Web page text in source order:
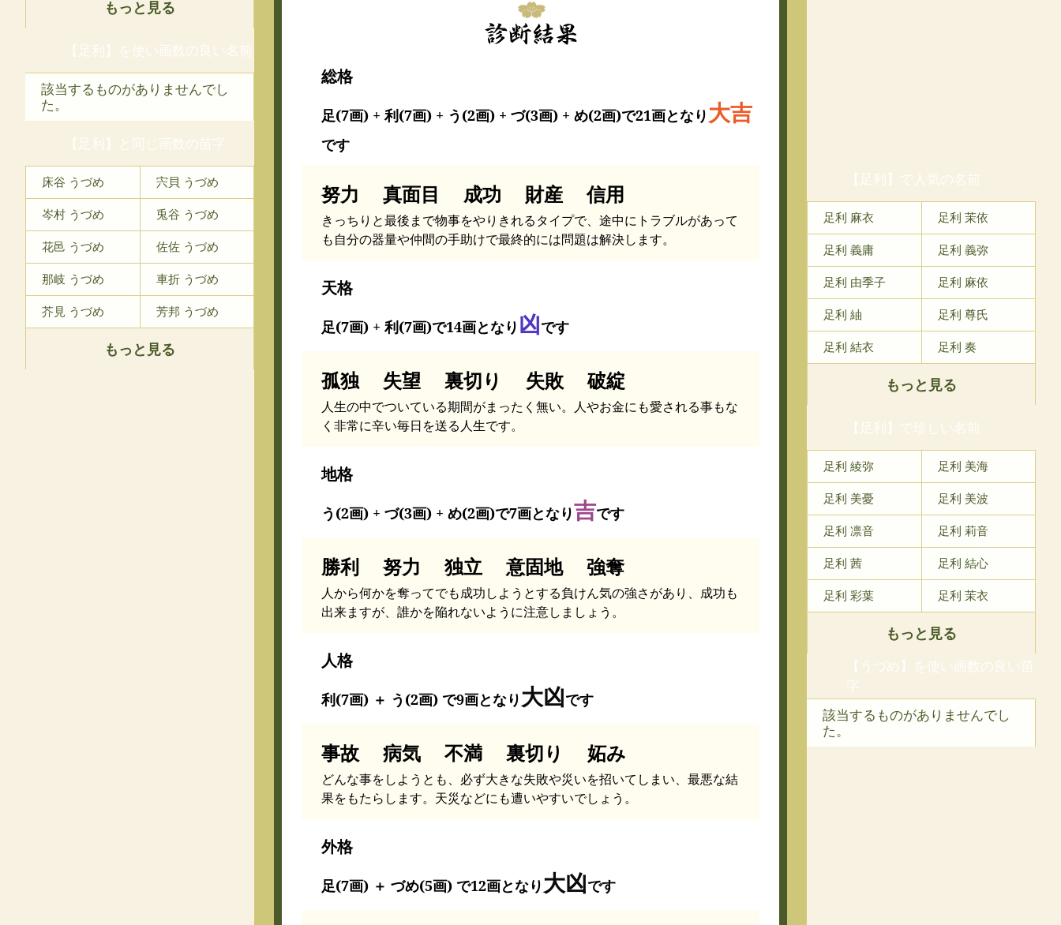
もっと見る
【足利】を使い画数の良い名前
該当するものがありませんでし
た。
【足利】と同じ画数の苗字
床谷 うづめ 宍貝 うづめ
岑村 うづめ 兎谷 うづめ
花邑 うづめ 佐佐 うづめ
那岐 うづめ 車折 うづめ
芥見 うづめ 芳邦 うづめ
もっと見る
総格
足(7画) + 利(7画) + う(2画) + づ(3画) + め(2画)で21画となり 大吉
です
努力 真面目 成功 財産 信用
きっちりと最後まで物事をやりきれるタイプで、途中にトラブルがあって
も自分の器量や仲間の手助けで最終的には問題は解決します。
天格
足(7画) + 利(7画)で14画となり 凶です
孤独 失望 裏切り 失敗 破綻
人生の中でついている期間がまったく無い。人やお金にも愛される事もな
く非常に辛い毎日を送る人生です。
地格
う(2画) + づ(3画) + め(2画)で7画となり吉です
勝利 努力 独立 意固地 強奪
人から何かを奪ってでも成功しようとする負けん気の強さがあり、成功も
出来ますが、誰かを陥れないように注意しましょう。
人格
利(7画) ＋ う(2画) で9画となり 大凶です
事故 病気 不満 裏切り 妬み
どんな事をしようとも、必ず大きな失敗や災いを招いてしまい、最悪な結
果をもたらします。天災などにも遭いやすいでしょう。
外格
足(7画) ＋ づめ(5画) で12画となり 大凶です
【足利】で人気の名前
足利 麻衣 足利 茉依
足利 義庸 足利 義弥
足利 由季子 足利 麻依
足利 紬 足利 尊氏
足利 結衣 足利 奏
もっと見る
【足利】で珍しい名前
足利 綾弥 足利 美海
足利 美憂 足利 美波
足利 凛音 足利 莉音
足利 茜 足利 結心
足利 彩葉 足利 茉衣
もっと見る
【うづめ】を使い画数の良い苗
字
該当するものがありませんでし
た。